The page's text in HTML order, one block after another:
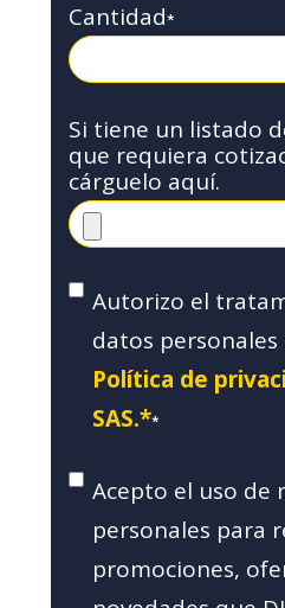
Cantidad*
Si tiene un listado
que requiera
cárguelo aquí.
Autorizo el
datos
Política de
SAS.**
Acepto el uso de
personales para
promociones,